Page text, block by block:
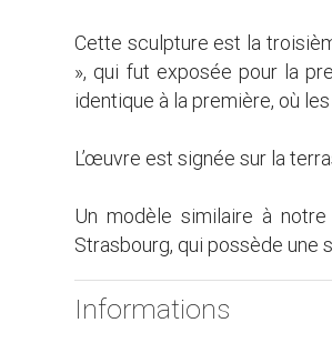
Cette sculpture est la
», qui fut exposée pour la
identique à la première, où
L’œuvre est signée sur la
Un modèle similaire à
Strasbourg, qui possède une
Informations